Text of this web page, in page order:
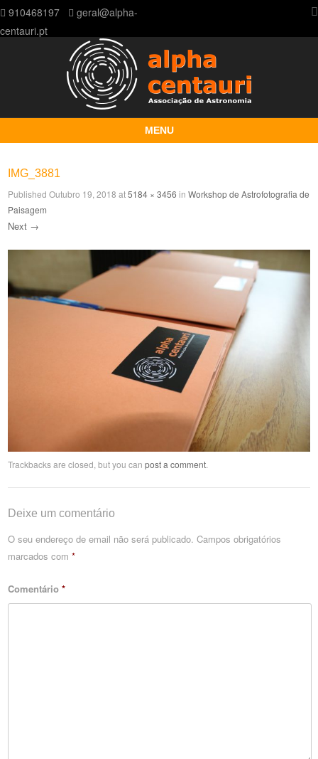
910468197
geral@alpha-
centauri.pt
MENU
IMG_3881
PublishedOutubro 19, 2018 at5184 × 3456 inWorkshop de Astrofotografia de
Paisagem
Next →
Trackbacks are closed, but you canpost a comment
Deixe um comentário
O seu endereço de email não será publicado. Campos obrigatórios
marcados com*
Comentário*